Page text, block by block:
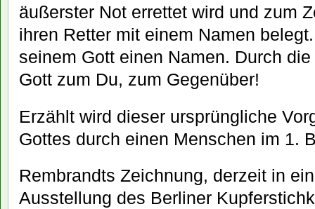
äußerster Not errettet wird und zum
ihren Retter mit einem Namen
seinem Gott einen Namen. Durch
Gott zum Du, zum Gegenüber!
Erzählt wird dieser ursprüngliche
Gottes durch einen Menschen im 1.
Rembrandts Zeichnung, derzeit in
Ausstellung des Berliner